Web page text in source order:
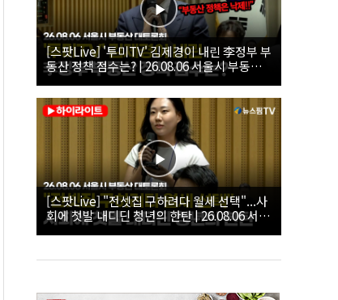
[스팟Live] '투미TV' 김제경이 내린 李정부 부
동산 정책 점수는? | 26.08.06 서울시 부동산
대토론회
[스팟Live] "전셋집 구하려다 월세 선택"...사
회에 첫발 내디딘 청년의 한탄 | 26.08.06 서울
시 부동산 대토론회